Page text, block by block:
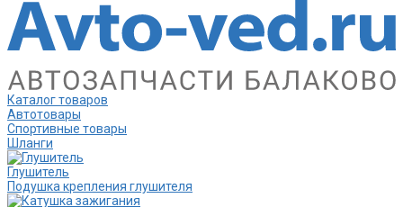
Каталог товаров
Автотовары
Спортивные товары
Шланги
Глушитель
Подушка крепления глушителя